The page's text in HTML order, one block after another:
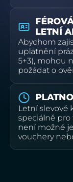
LETNÍ
Abychom
uplatnění
5+3), mohou
požádat o
Letní slevové
speciálně
není možné
vouchery